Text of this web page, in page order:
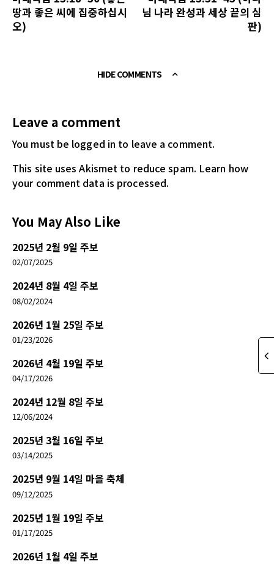
땅과 좋은 씨에 집중하십시
오)
님 나라 완성과 세상 끝의 심
판)
HIDE COMMENTS
Leave a comment
You must be logged in to leave a comment.
This site uses Akismet to reduce spam. Learn how
your comment data is processed.
You May Also Like
2025년 2월 9일 주보
02/07/2025
2024년 8월 4일 주보
08/02/2024
2026년 1월 25일 주보
01/23/2026
2026년 4월 19일 주보
04/17/2026
2024년 12월 8일 주보
12/06/2024
2025년 3월 16일 주보
03/14/2025
2025년 9월 14일 마을 축체
09/12/2025
2025년 1월 19일 주보
01/17/2025
2026년 1월 4일 주보